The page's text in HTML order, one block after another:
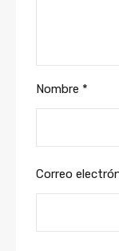
Nombre *
Correo